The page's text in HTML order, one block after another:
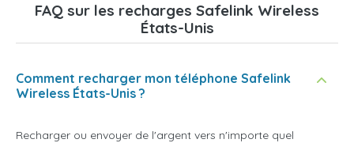
FAQ sur les recharges Safelink Wireless
États-Unis
Comment recharger mon téléphone Safelink
Wireless États-Unis ?
Recharger ou envoyer de l'argent vers n'importe quel